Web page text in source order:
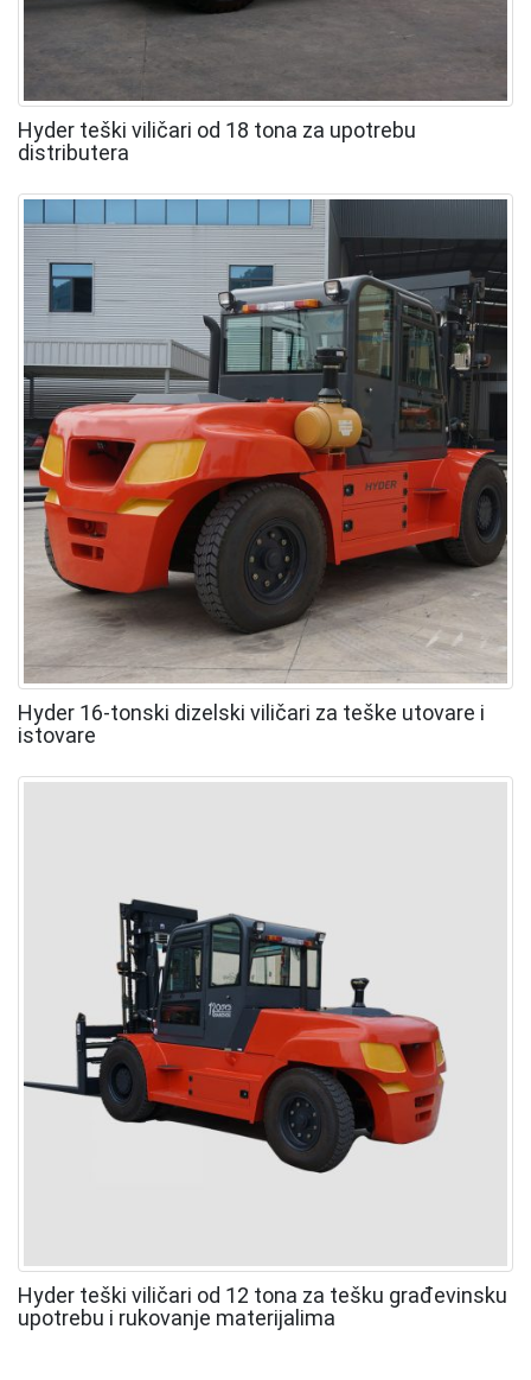
Hyder teški viličari od 18 tona za upotrebu
distributera
Hyder 16-tonski dizelski viličari za teške utovare i
istovare
Hyder teški viličari od 12 tona za tešku građevinsku
upotrebu i rukovanje materijalima